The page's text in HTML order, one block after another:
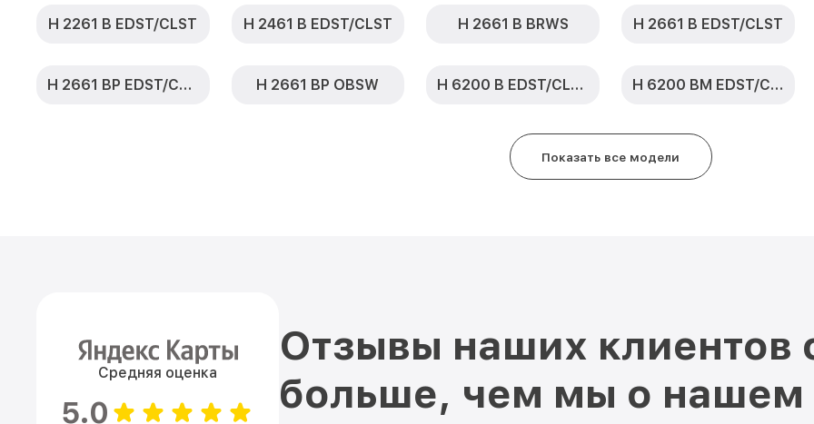
H 2261 B EDST/CLST H 2461 B EDST/CLST H 2661 B BRWS H 2661 B EDST/CLST
H 2661 BP EDST/CLST H 2661 BP OBSW H 6200 B EDST/CLST H 6200 BM EDST/CLST
Показать все модели
Средняя оценка
5.0
Отзывы наших клиентов
больше, чем мы о нашем